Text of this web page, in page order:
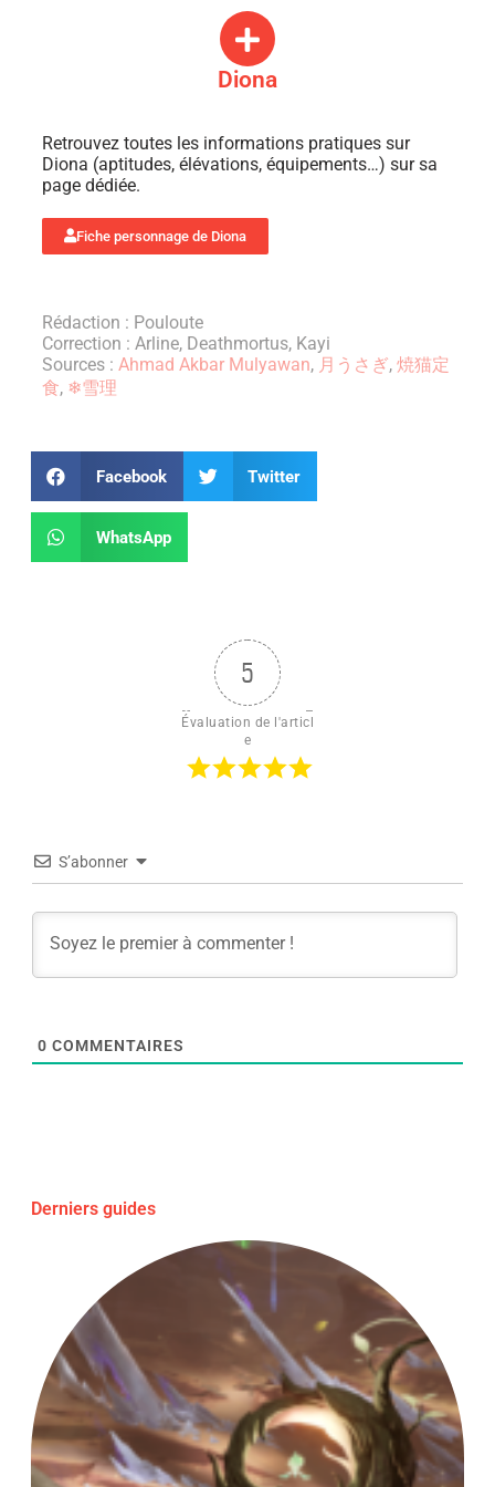
Diona
Retrouvez toutes les informations pratiques sur
Diona (aptitudes, élévations, équipements…) sur sa
page dédiée.
Fiche personnage de Diona
Rédaction : Pouloute
Correction : Arline, Deathmortus, Kayi
Sources : Ahmad Akbar Mulyawan, 月うさぎ, 焼猫定
食, ❄雪理
Facebook Twitter
WhatsApp
5
Évaluation de l'articl
e
S’abonner
0 COMMENTAIRES
Derniers guides